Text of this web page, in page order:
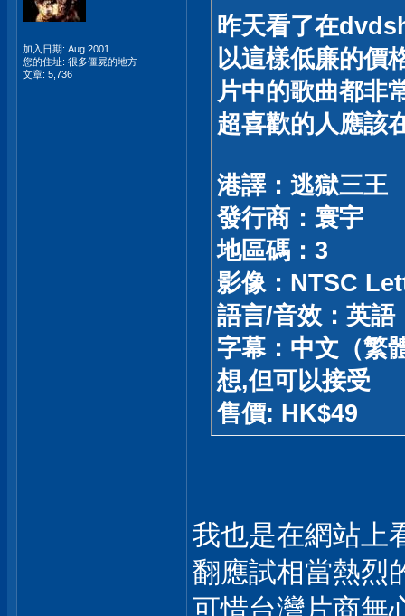
加入日期: Aug 2001
您的住址: 很多僵屍的地方
文章: 5,736
昨天看了在
以這樣低廉的價
片中的歌曲都非
超喜歡的人應該
港譯：逃獄三王
發行商：寰宇
地區碼：3
影像：NTSC
語言/音效：英
字幕：中文（繁
想,但可以接受
售價: HK$49
我也是在網站上
翻應試相當熱烈
可惜台灣片商無